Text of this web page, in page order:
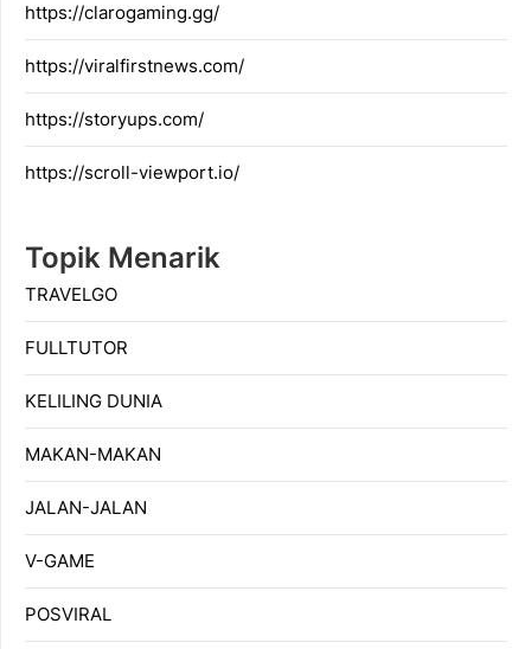
https://clarogaming.gg/
https://viralfirstnews.com/
https://storyups.com/
https://scroll-viewport.io/
Topik Menarik
TRAVELGO
FULLTUTOR
KELILING DUNIA
MAKAN-MAKAN
JALAN-JALAN
V-GAME
POSVIRAL